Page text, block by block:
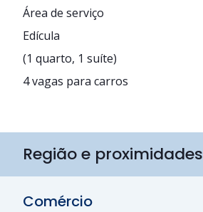
Área de serviço
Edícula
(1 quarto, 1 suíte)
4 vagas para carros
Região e proximidades
Comércio